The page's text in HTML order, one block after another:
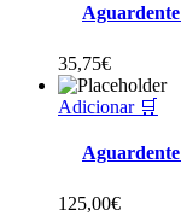
35,75€
Adicionar 🛒
125,00€